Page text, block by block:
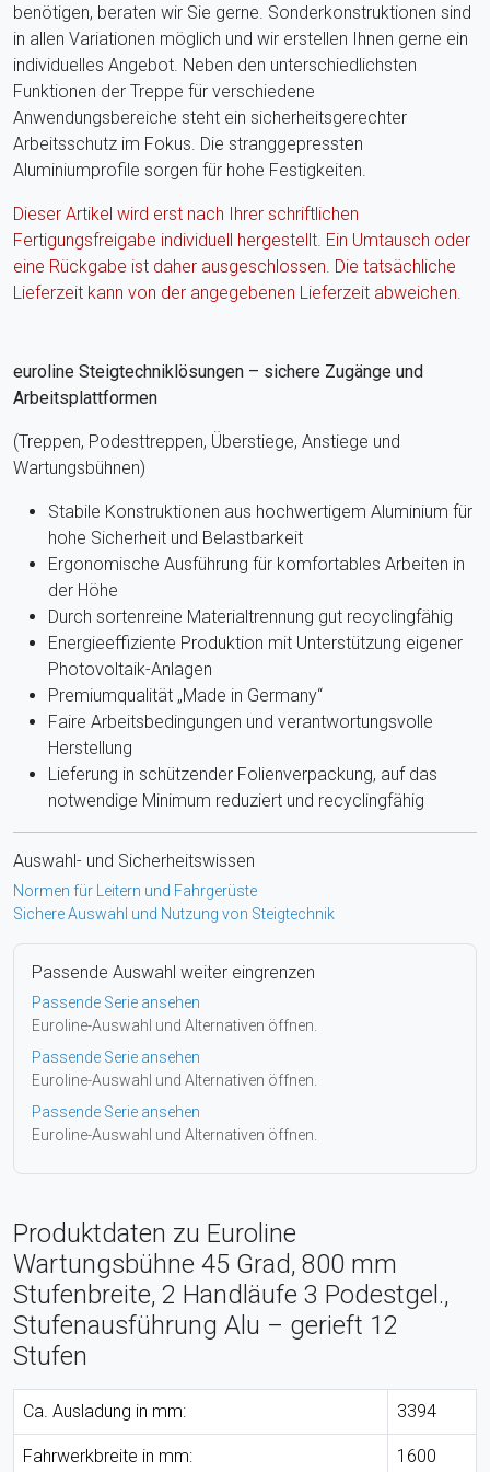
benötigen, beraten wir Sie gerne. Sonderkonstruktionen sind
in allen Variationen möglich und wir erstellen Ihnen gerne ein
individuelles Angebot. Neben den unterschiedlichsten
Funktionen der Treppe für verschiedene
Anwendungsbereiche steht ein sicherheitsgerechter
Arbeitsschutz im Fokus. Die stranggepressten
Aluminiumprofile sorgen für hohe Festigkeiten.
Dieser Artikel wird erst nach Ihrer schriftlichen
Fertigungsfreigabe individuell hergestellt. Ein Umtausch oder
eine Rückgabe ist daher ausgeschlossen. Die tatsächliche
Lieferzeit kann von der angegebenen Lieferzeit abweichen.
euroline Steigtechniklösungen – sichere Zugänge und
Arbeitsplattformen
(Treppen, Podesttreppen, Überstiege, Anstiege und
Wartungsbühnen)
Stabile Konstruktionen aus hochwertigem Aluminium für
hohe Sicherheit und Belastbarkeit
Ergonomische Ausführung für komfortables Arbeiten in
der Höhe
Durch sortenreine Materialtrennung gut recyclingfähig
Energieeffiziente Produktion mit Unterstützung eigener
Photovoltaik-Anlagen
Premiumqualität „Made in Germany“
Faire Arbeitsbedingungen und verantwortungsvolle
Herstellung
Lieferung in schützender Folienverpackung, auf das
notwendige Minimum reduziert und recyclingfähig
Auswahl- und Sicherheitswissen
Normen für Leitern und Fahrgerüste
Sichere Auswahl und Nutzung von Steigtechnik
Passende Auswahl weiter eingrenzen
Passende Serie ansehen
Euroline-Auswahl und Alternativen öffnen.
Passende Serie ansehen
Euroline-Auswahl und Alternativen öffnen.
Passende Serie ansehen
Euroline-Auswahl und Alternativen öffnen.
Produktdaten zu Euroline
Wartungsbühne 45 Grad, 800 mm
Stufenbreite, 2 Handläufe 3 Podestgel.,
Stufenausführung Alu – gerieft 12
Stufen
Ca. Ausladung in mm: 3394
Fahrwerkbreite in mm: 1600